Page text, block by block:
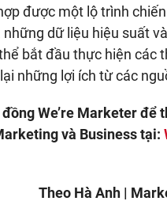
được một lộ trình
dữ liệu hiệu suất
bắt đầu thực hiện các
những lợi ích từ các
We’re Marketer để
và Business tại:
Theo Hà Anh |